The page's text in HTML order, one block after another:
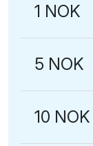
1 NOK
5 NOK
10 NOK